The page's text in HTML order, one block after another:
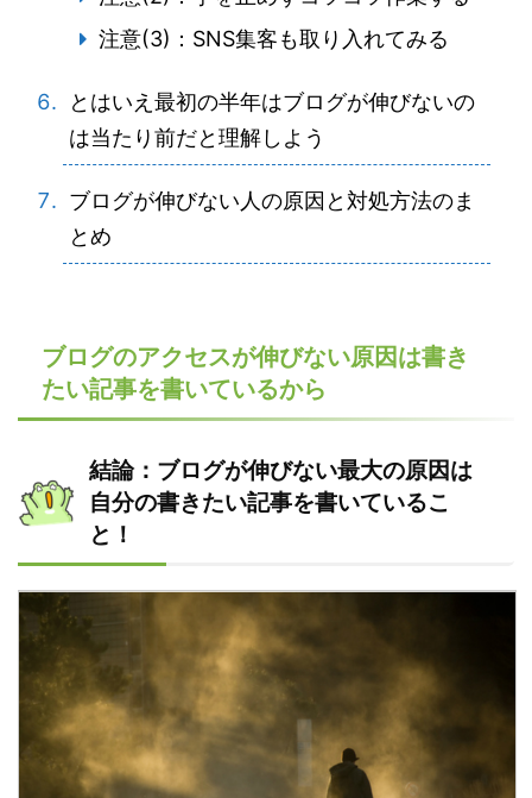
注意(3)：SNS集客も取り入れてみる
とはいえ最初の半年はブログが伸びないの
は当たり前だと理解しよう
ブログが伸びない人の原因と対処方法のま
とめ
ブログのアクセスが伸びない原因は書き
たい記事を書いているから
結論：ブログが伸びない最大の原因は
自分の書きたい記事を書いているこ
と！